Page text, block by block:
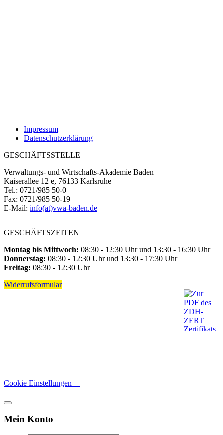
Impressum
Datenschutzerklärung
GESCHÄFTSSTELLE
Verwaltungs- und Wirtschafts-Akademie Baden
Kaiserallee 12 e, 76133 Karlsruhe
Tel.: 0721/985 50-0
Fax: 0721/985 50-19
E-Mail: info(at)vwa-baden.de
GESCHÄFTSZEITEN
Montag bis Mittwoch: 08:30 - 12:30 Uhr und 13:30 - 16:30 Uhr
Donnerstag: 08:30 - 12:30 Uhr und 13:30 - 17:30 Uhr
Freitag: 08:30 - 12:30 Uhr
Widerrufsformular
Cookie Einstellungen
Mein Konto